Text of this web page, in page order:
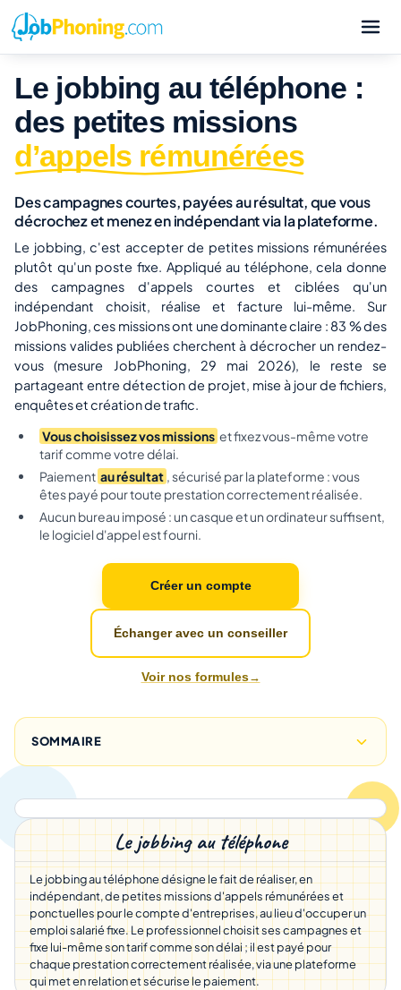
Le jobbing au téléphone :
des petites missions
d’appels rémunérées
Des campagnes courtes, payées au résultat, que vous
décrochez et menez en indépendant via la plateforme.
Le jobbing, c'est accepter de petites missions rémunérées
plutôt qu'un poste fixe. Appliqué au téléphone, cela donne
des campagnes d'appels courtes et ciblées qu'un
indépendant choisit, réalise et facture lui-même. Sur
JobPhoning, ces missions ont une dominante claire : 83 % des
missions valides publiées cherchent à décrocher un rendez-
vous (mesure JobPhoning, 29 mai 2026), le reste se
partageant entre détection de projet, mise à jour de fichiers,
enquêtes et création de trafic.
Vous choisissez vos missions et fixez vous-même votre
tarif comme votre délai.
Paiement au résultat , sécurisé par la plateforme : vous
êtes payé pour toute prestation correctement réalisée.
Aucun bureau imposé : un casque et un ordinateur suffisent,
le logiciel d'appel est fourni.
Créer un compte
Échanger avec un conseiller
Voir nos formules
SOMMAIRE
Le jobbing au téléphone
Le jobbing au téléphone désigne le fait de réaliser, en
indépendant, de petites missions d'appels rémunérées et
ponctuelles pour le compte d'entreprises, au lieu d'occuper un
emploi salarié fixe. Le professionnel choisit ses campagnes et
fixe lui-même son tarif comme son délai ; il est payé pour
chaque prestation correctement réalisée, via une plateforme
qui met en relation et sécurise le paiement.